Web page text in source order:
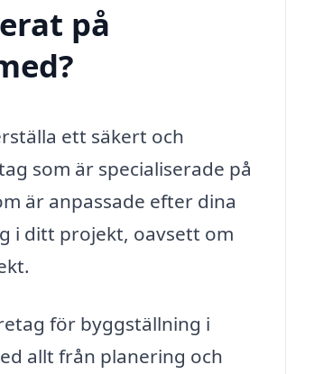
på
ett säkert och
som är specialiserade på
är anpassade efter dina
i ditt projekt, oavsett om
för byggställning i
allt från planering och